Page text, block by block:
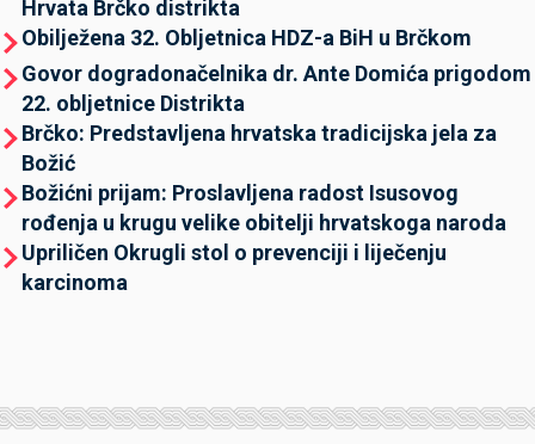
Hrvata Brčko distrikta
Obilježena 32. Obljetnica HDZ-a BiH u Brčkom
Govor dogradonačelnika dr. Ante Domića prigodom
22. obljetnice Distrikta
Brčko: Predstavljena hrvatska tradicijska jela za
Božić
Božićni prijam: Proslavljena radost Isusovog
rođenja u krugu velike obitelji hrvatskoga naroda
Upriličen Okrugli stol o prevenciji i liječenju
karcinoma